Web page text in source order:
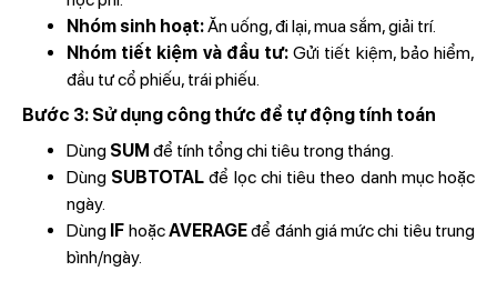
Nhóm sinh hoạt:Ăn uống, đi lại, mua sắm, giải trí.
Nhóm tiết kiệm và đầu tư: Gửi tiết kiệm, bảo hiểm,
đầu tư cổ phiếu, trái phiếu.
Bước 3: Sử dụng công thức để tự động tính toán
Dùng SUM để tính tổng chi tiêu trong tháng.
Dùng SUBTOTAL để lọc chi tiêu theo danh mục hoặc
ngày.
Dùng IF hoặcAVERAGEđể đánh giá mức chi tiêu trung
bình/ngày.